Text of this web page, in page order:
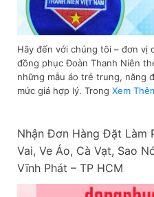
Hãy đến với chúng tôi – đơn vị
đồng phục Đoàn Thanh Niên
những mẫu áo trẻ trung, năng
mức giá hợp lý. Trong Xem
Nhận Đơn Hàng Đặt Làm
Vai, Ve Áo, Cà Vạt, Sao
Vĩnh Phát – TP HCM